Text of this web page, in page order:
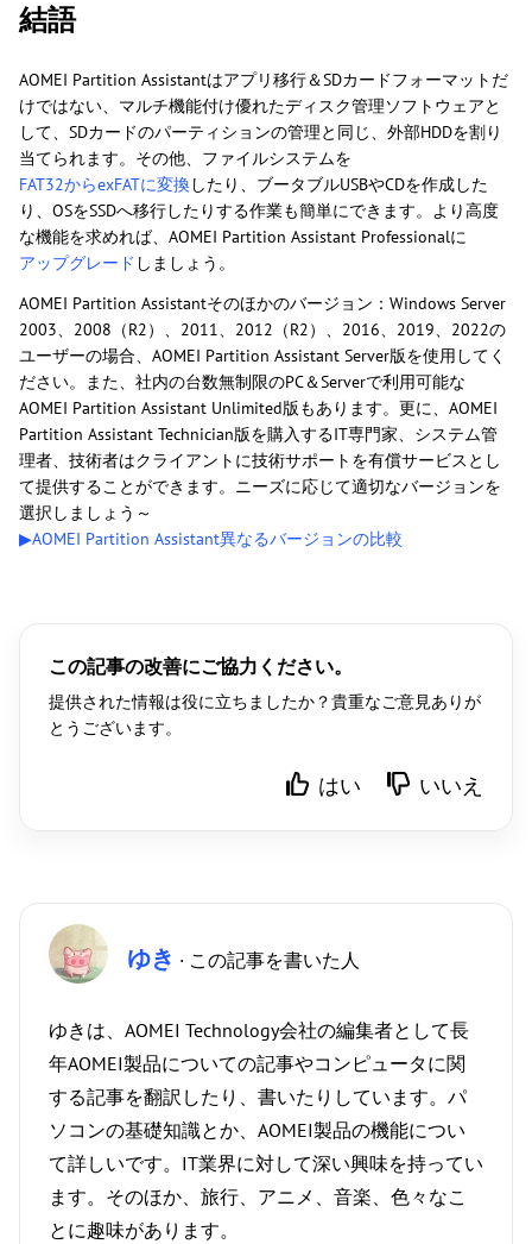
結語
AOMEI Partition Assistantはアプリ移行＆SDカードフォーマットだ
けではない、マルチ機能付け優れたディスク管理ソフトウェアと
して、SDカードのパーティションの管理と同じ、外部HDDを割り
当てられます。その他、ファイルシステムを
FAT32からexFATに変換したり、ブータブルUSBやCDを作成した
り、OSをSSDへ移行したりする作業も簡単にできます。より高度
な機能を求めれば、AOMEI Partition Assistant Professionalに
アップグレード しましょう。
AOMEI Partition Assistantそのほかのバージョン：Windows Server
2003、2008（R2）、2011、2012（R2）、2016、2019、2022の
ユーザーの場合、AOMEI Partition Assistant Server版を使用してく
ださい。また、社内の台数無制限のPC＆Serverで利用可能な
AOMEI Partition Assistant Unlimited版もあります。更に、AOMEI
Partition Assistant Technician版を購入するIT専門家、システム管
理者、技術者はクライアントに技術サポートを有償サービスとし
て提供することができます。ニーズに応じて適切なバージョンを
選択しましょう～
▶AOMEI Partition Assistant異なるバージョンの比較
この記事の改善にご協力ください。
提供された情報は役に立ちましたか？貴重なご意見ありが
とうございます。
はい いいえ
ゆき · この記事を書いた人
ゆきは、AOMEI Technology会社の編集者として長
年AOMEI製品についての記事やコンピュータに関
する記事を翻訳したり、書いたりしています。パ
ソコンの基礎知識とか、AOMEI製品の機能につい
て詳しいです。IT業界に対して深い興味を持ってい
ます。そのほか、旅行、アニメ、音楽、色々なこ
とに趣味があります。